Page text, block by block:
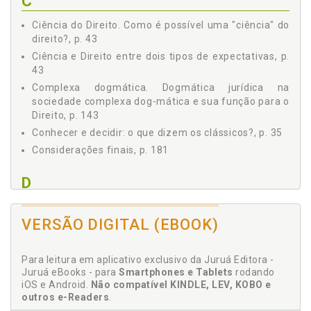
1.2 Justiça como Fórmula de Contingência, p. 151
2 - O DEVER DE DECIDIR E O FUTURO DA DOGMÁTICA
JURÍDICA, p. 157
2.1 Neoconstitucionalismo: um Subproduto da Proibição?,
p. 159
2.2 Uma Questão Latente: é Correto Existir Resposta?, p.
172
CONSIDERAÇÕES FINAIS, p. 181
REFERÊNCIAS, p. 189
Ciência do Direito. Como é possível uma "ciência" do
direito?, p. 43
Ciência e Direito entre dois tipos de expectativas, p.
43
Complexa dogmática. Dogmática jurídica na
sociedade complexa dog-mática e sua função para o
Direito, p. 143
Conhecer e decidir: o que dizem os clássicos?, p. 35
Considerações finais, p. 181
D
Decidir sem programas de decisão, p. 96
Decisão indecidível. Paradoxo da decisão indecidível,
Decisão. Conhecer e decidir: o que dizem os
clássicos?, p. 35
Decisão. Decidir sem programas de decisão, p. 96
Denegação de justiça. Proibição da denegação de
VERSÃO DIGITAL (EBOOK)
Para leitura em aplicativo exclusivo da Juruá Editora -
Juruá eBooks - para Smartphones e Tablets rodando
iOS e Android. Não compatível KINDLE, LEV, KOBO e
outros e-Readers.